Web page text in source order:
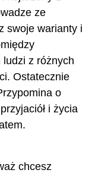
ze
swoje warianty i
ludzi z różnych
Ostatecznie
o
i życia
chcesz